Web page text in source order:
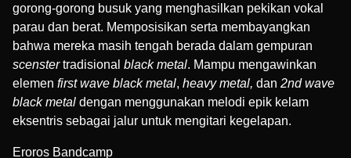
gorong-gorong busuk yang menghasilkan pekikan vokal
parau dan berat. Memposisikan serta membayangkan
bahwa mereka masih tengah berada dalam gempuran
scenstertradisional black metal. Mampu mengawinkan
elemen first wave black metal, heavy metal, dan 2nd wave
black metal dengan menggunakan melodi epik kelam
eksentris sebagai jalur untuk mengitari kegelapan.
Eroros Bandcamp